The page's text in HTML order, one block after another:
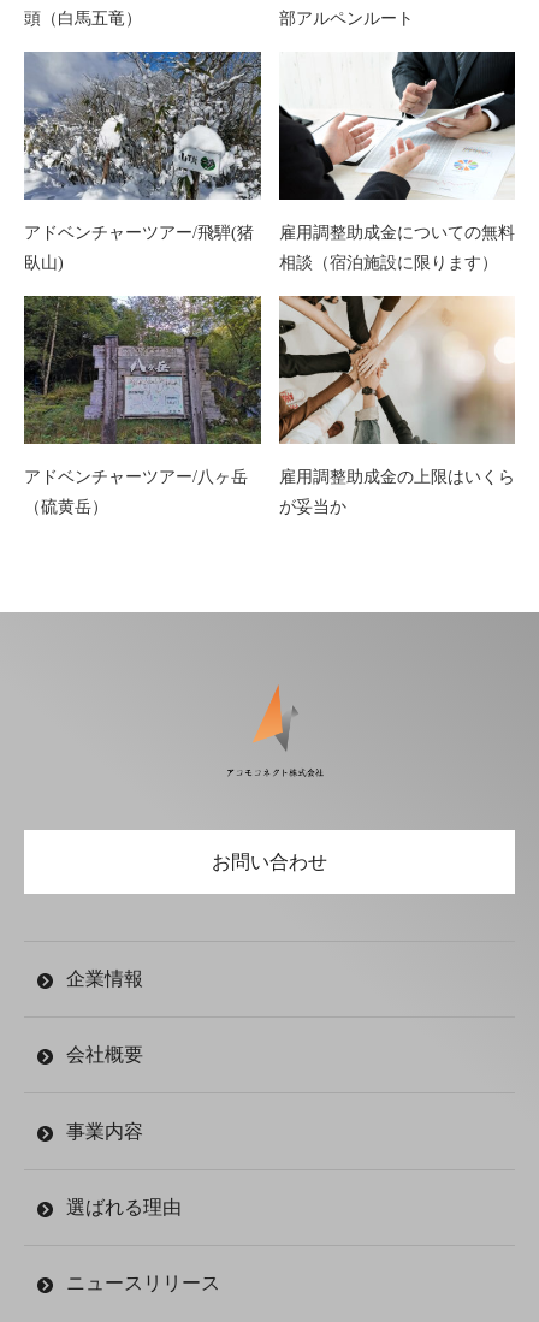
頭（白馬五竜）
部アルペンルート
アドベンチャーツアー/飛騨(猪
臥山)
雇用調整助成金についての無料
相談（宿泊施設に限ります）
アドベンチャーツアー/八ヶ岳
（硫黄岳）
雇用調整助成金の上限はいくら
が妥当か
お問い合わせ
企業情報
会社概要
事業内容
選ばれる理由
ニュースリリース